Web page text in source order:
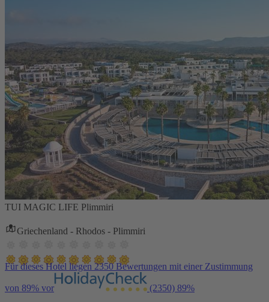
TUI MAGIC LIFE Plimmiri
Griechenland - Rhodos - Plimmiri
Für dieses Hotel liegen 2350 Bewertungen mit einer Zustimmung
von 89% vor (2350) 89%